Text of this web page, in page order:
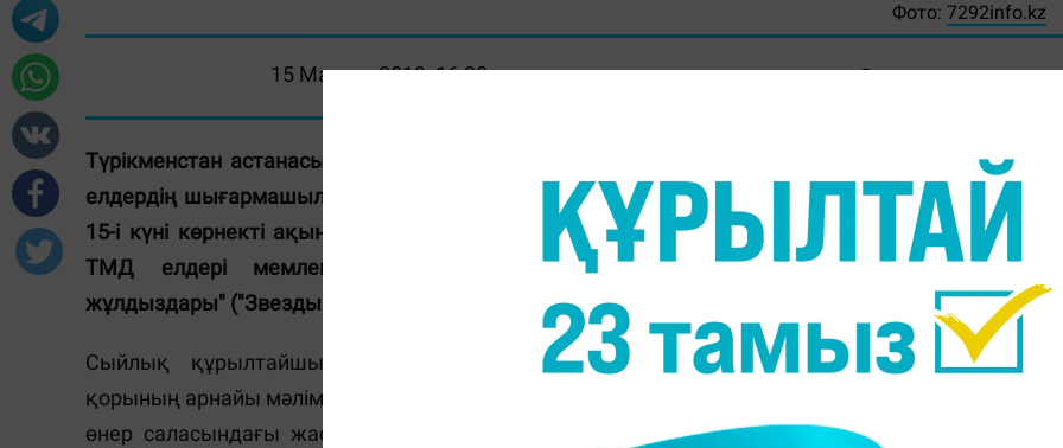
Фото: 7292info.kz
15 Мамыр 2019, 16:30
Түрікменстан астанасы Ашғабат қаласында Тәуелсіз мемлекеттер достастығына (ТМД) мүше
елдердің шығармашылық және ғылыми интеллигенциясының XIV форумы аясында мамырдың
15-і күні көрнекті ақын, жазушы, ҚР Мемлекеттік сыйлығының лауреаты
Есенғали Раушанов
ТМД елдері мемлекетаралық гуманитарлық ынтымақтастық қорының "Достастық
жұлдыздары" ("Звезды Содружества") мемлекетаралық сыйлығымен марапатталды.
Сыйлық құрылтайшысы, ТМД елдері мемлекетаралық гуманитарлық ынтымақтастық
қорының арнайы мәлімдеуінше, аталған сыйлықтың табыс етілуі Е.Раушановтың мәдениет және
өнер саласындағы жасампаз еңбегі мен жетістіктерін ТМД елдерінің жоғары бағалайтынын